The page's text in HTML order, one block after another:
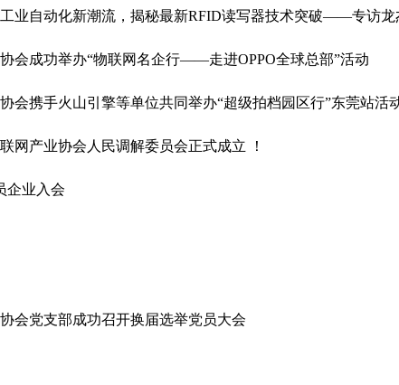
业自动化新潮流，揭秘最新RFID读写器技术突破——专访龙
会成功举办“物联网名企行——走进OPPO全球总部”活动
会携手火山引擎等单位共同举办“超级拍档园区行”东莞站活
网产业协会人民调解委员会正式成立 ！
企业入会
会党支部成功召开换届选举党员大会